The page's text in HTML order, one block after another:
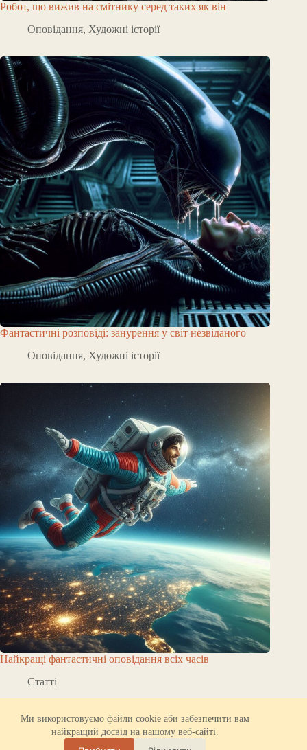
Ми використовуємо файли cookie аби забезпечити вам
найкращий досвід на нашому веб-сайті.
Робот, що вижив на смітнику серед таких як він
Оповідання, Художні історії
Фантастичні розповіді: занурення у світ незвіданого
Оповідання, Художні історії
Найкращі фантастичні оповідання всіх часів
Статті
Політика конфіденційності
Всі права захищено © 2026 - ORBK.NET. Уся інформація
на даному сайті надається виключно в довідкових або